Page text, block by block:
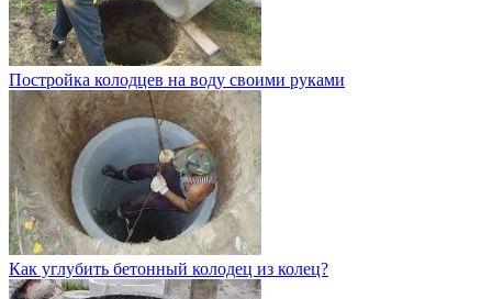
Постройка колодцев на воду своими руками
Как углубить бетонный колодец из колец?